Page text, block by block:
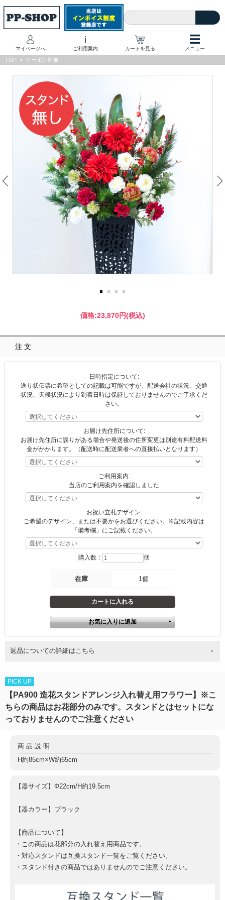
マイページへ
i
ご利用案内 カートを見る
☰
メニュー
TOP > クーポン対象
価格:23,870円(税込)
注文
日時指定について:
送り状伝票に希望としての記載は可能ですが、配送会社の状況、交通
状況、天候状況により到着日時は保証しておりませんのでご了承くだ
さい。
お届け先住所について:
お届け先住所に誤りがある場合や発送後の住所変更は別途有料配送料
金がかかります。（配送時に配送業者への直接払いとなります）
ご利用案内:
当店のご利用案内を確認しました
お祝い立札デザイン:
ご希望のデザイン、または不要かをお選びください。※記載内容は
「備考欄」にご記載ください。
購入数： 個
在庫 1個
返品についての詳細はこちら
PICK UP
【PA900 造花スタンドアレンジ入れ替え用フラワー】※こ
ちらの商品はお花部分のみです。スタンドとはセットにな
っておりませんのでご注意ください
商品説明
H約85cm×W約65cm
【器サイズ】Φ22cm/H約19.5cm
【器カラー】ブラック
【商品について】
・この商品は花部分の入れ替え用商品です。
・対応スタンドは互換スタンド一覧をご覧ください。
・スタンド付きの商品ではありませんのでご注意ください。